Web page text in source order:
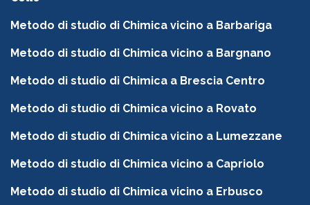
Metodo di studio di Chimica vicino a Barbariga
Metodo di studio di Chimica vicino a Bargnano
Metodo di studio di Chimica a Brescia Centro
Metodo di studio di Chimica vicino a Rovato
Metodo di studio di Chimica vicino a Lumezzane
Metodo di studio di Chimica vicino a Capriolo
Metodo di studio di Chimica vicino a Erbusco